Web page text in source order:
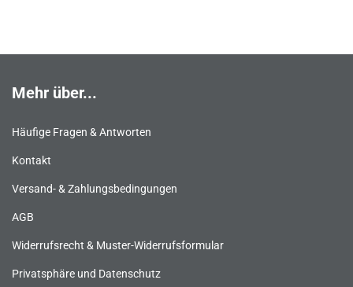
Mehr über...
Häufige Fragen & Antworten
Kontakt
Versand- & Zahlungsbedingungen
AGB
Widerrufsrecht & Muster-Widerrufsformular
Privatsphäre und Datenschutz